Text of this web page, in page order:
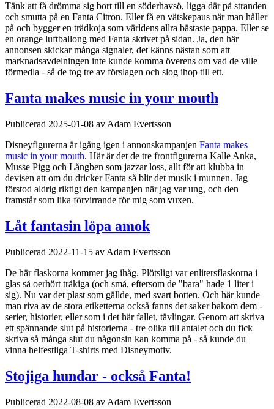
Tänk att få drömma sig bort till en söderhavsö, ligga där på stranden
och smutta på en Fanta Citron. Eller få en vätskepaus när man håller
på och bygger en trädkoja som världens allra bästaste pappa. Eller se
en orange luftballong med Fanta skrivet på sidan. Ja, den här
annonsen skickar många signaler, det känns nästan som att
marknadsavdelningen inte kunde komma överens om vad de ville
förmedla - så de tog tre av förslagen och slog ihop till ett.
Fanta makes music in your mouth
Publicerad 2025-01-08 av Adam Evertsson
Disneyfigurerna är igång igen i annonskampanjen Fanta makes
music in your mouth. Här är det de tre frontfigurerna Kalle Anka,
Musse Pigg och Långben som jazzar loss, allt för att klubba in
devisen att om du dricker Fanta så blir det musik i munnen. Jag
förstod aldrig riktigt den kampanjen när jag var ung, och den
framstår som lika förvirrande för mig som vuxen.
Låt fantasin löpa amok
Publicerad 2022-11-15 av Adam Evertsson
De här flaskorna kommer jag ihåg. Plötsligt var enlitersflaskorna i
glas så oerhört tråkiga (och små, eftersom de "bara" hade 1 liter i
sig). Nu var det plast som gällde, med svart botten. Och här kunde
man riva av de stora etiketterna också fanns det saker bakom dem -
serier, historier, eller som i det här fallet, tävlingar. Genom att skriva
ett spännande slut på historierna - tre olika till antalet och du fick
skriva så många slut du någonsin kan komma på - så kunde du
vinna helfestliga T-shirts med Disneymotiv.
Stojiga hundar - också Fanta!
Publicerad 2022-08-08 av Adam Evertsson